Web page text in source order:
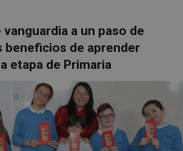
vanguardia a un paso de
beneficios de aprender
etapa de Primaria
YouTube
.youtube.com